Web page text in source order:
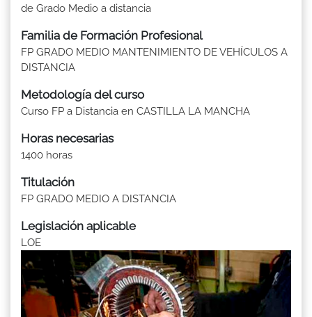
de Grado Medio a distancia
Familia de Formación Profesional
FP GRADO MEDIO MANTENIMIENTO DE VEHÍCULOS A
DISTANCIA
Metodología del curso
Curso FP a Distancia en CASTILLA LA MANCHA
Horas necesarias
1400 horas
Titulación
FP GRADO MEDIO A DISTANCIA
Legislación aplicable
LOE